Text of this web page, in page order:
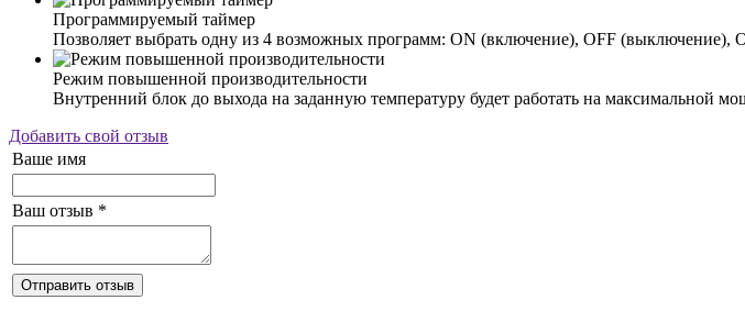
Программируемый таймер
Позволяет выбрать одну из 4 возможных программ: ON (включение), OFF
Режим повышенной производительности
Внутренний блок до выхода на заданную температуру будет работать на максимальной
Добавить свой отзыв
Ваше имя
Ваш отзыв *
Отправить отзыв